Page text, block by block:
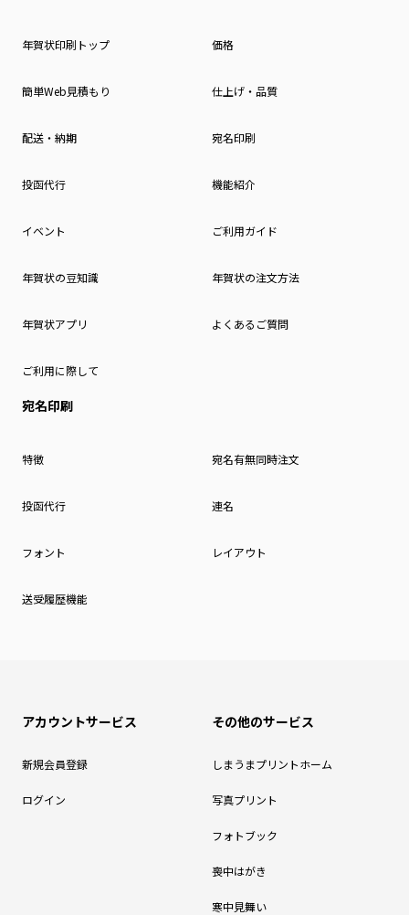
年賀状印刷トップ 価格
簡単Web見積もり 仕上げ・品質
配送・納期 宛名印刷
投函代行 機能紹介
イベント ご利用ガイド
年賀状の豆知識 年賀状の注文方法
年賀状アプリ よくあるご質問
ご利用に際して
宛名印刷
特徴 宛名有無同時注文
投函代行 連名
フォント レイアウト
送受履歴機能
アカウントサービス
新規会員登録
ログイン
その他のサービス
しまうまプリントホーム
写真プリント
フォトブック
喪中はがき
寒中見舞い